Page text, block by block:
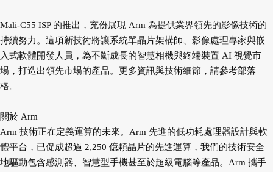
Mali-C55 ISP 的推出，充份展現 Arm 為提供業界領先的影像技術的
持續努力。這項新技術將讓系統單晶片架構師、影像處理專家與嵌
入式軟體開發人員，為不斷成長的智慧相機與終端裝置 AI 視覺市
場，打造出領先市場的產品。更多資訊與技術細節，請參考部落
格。
關於 Arm
Arm 技術正在定義運算的未來。Arm 先進的低功耗處理器設計與軟
體平台，已促成超過 2,250 億顆晶片的先進運算，我們的技術安全
地驅動包含感測器、智慧型手機甚至於超級電腦等產品。Arm 攜手